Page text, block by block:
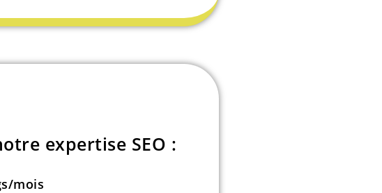
expertise SEO :
mois